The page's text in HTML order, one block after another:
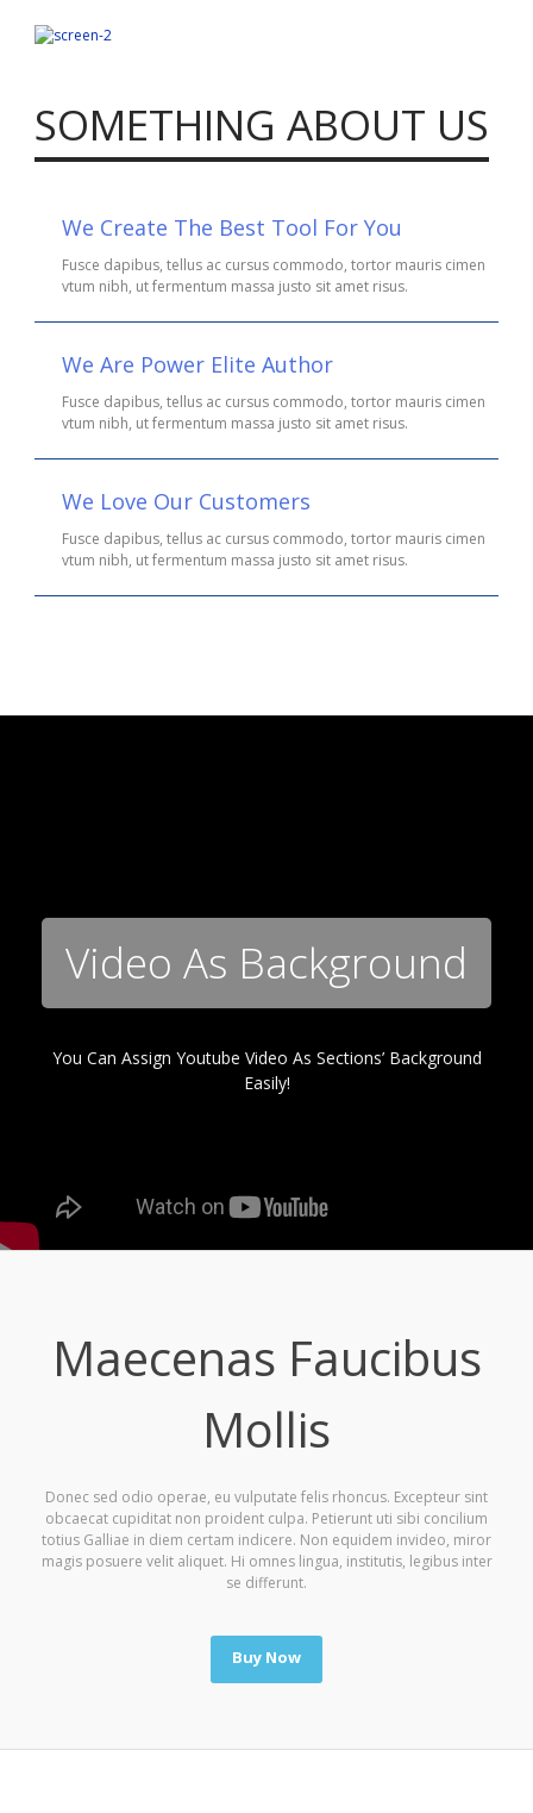
SOMETHING ABOUT US
We Create The Best Tool For You
Fusce dapibus, tellus ac cursus commodo, tortor mauris cimen
vtum nibh, ut fermentum massa justo sit amet risus.
We Are Power Elite Author
Fusce dapibus, tellus ac cursus commodo, tortor mauris cimen
vtum nibh, ut fermentum massa justo sit amet risus.
We Love Our Customers
Fusce dapibus, tellus ac cursus commodo, tortor mauris cimen
vtum nibh, ut fermentum massa justo sit amet risus.
Video As Background
You Can Assign Youtube Video As Sections’ Background
Easily!
Maecenas Faucibus
Mollis
Donec sed odio operae, eu vulputate felis rhoncus. Excepteur sint
obcaecat cupiditat non proident culpa. Petierunt uti sibi concilium
totius Galliae in diem certam indicere. Non equidem invideo, miror
magis posuere velit aliquet. Hi omnes lingua, institutis, legibus inter
se differunt.
Buy Now